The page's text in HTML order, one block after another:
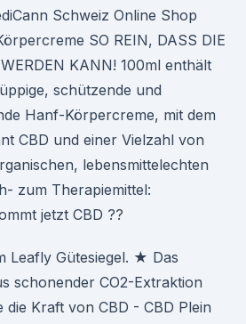
Schweiz Online Shop
SO REIN, DASS DIE
KANN! 100ml enthält
schützende und
Hanf-Körpercreme, mit dem
CBD und einer Vielzahl von
lebensmittelechten
zum Therapiemittel:
jetzt CBD ??
Leafly Gütesiegel. ★ Das
schonender CO2-Extraktion
die Kraft von CBD - CBD Plein